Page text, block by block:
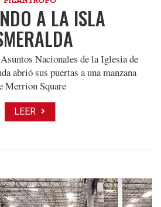
A LA ISLA
Nacionales de la Iglesia de
abrió sus puertas a una manzana
Merrion Square
LEER